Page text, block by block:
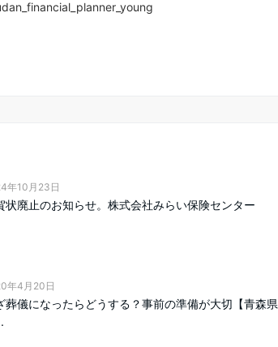
年10月23日
状廃止のお知らせ。株式会社みらい保険センター
年4月20日
葬儀になったらどうする？事前の準備が大切【青森県